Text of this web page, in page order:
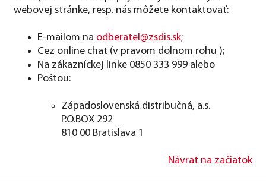
webovej stránke, resp. nás môžete kontaktovať:
E-mailom na odberatel@zsdis.sk;
Cez online chat (v pravom dolnom rohu );
Na zákazníckej linke 0850 333 999 alebo
Poštou:
Západoslovenská distribučná, a.s.
P.O.BOX 292
810 00 Bratislava 1
Návrat na začiatok